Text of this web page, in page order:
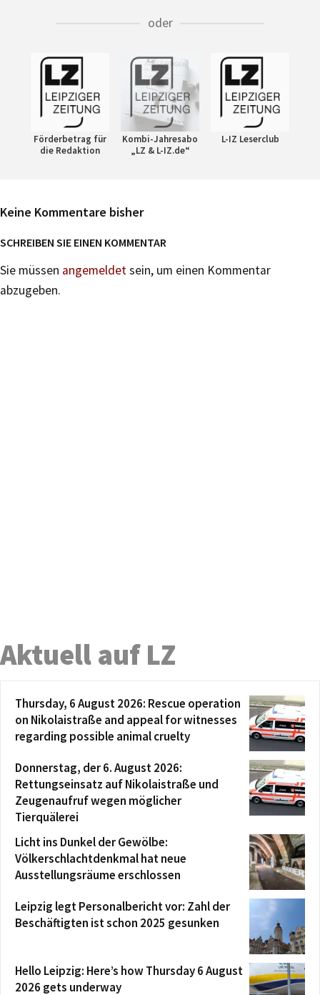
oder
Förderbetrag für
die Redaktion
Kombi-Jahresabo
„LZ & L-IZ.de“
L-IZ Leserclub
Keine Kommentare bisher
SCHREIBEN SIE EINEN KOMMENTAR
Sie müssen angemeldetsein, um einen Kommentar
abzugeben.
Aktuell auf LZ
Thursday, 6 August 2026: Rescue operation
on Nikolaistraße and appeal for witnesses
regarding possible animal cruelty
Donnerstag, der 6. August 2026:
Rettungseinsatz auf Nikolaistraße und
Zeugenaufruf wegen möglicher
Tierquälerei
Licht ins Dunkel der Gewölbe:
Völkerschlachtdenkmal hat neue
Ausstellungsräume erschlossen
Leipzig legt Personalbericht vor: Zahl der
Beschäftigten ist schon 2025 gesunken
Hello Leipzig: Here’s how Thursday 6 August
2026 gets underway